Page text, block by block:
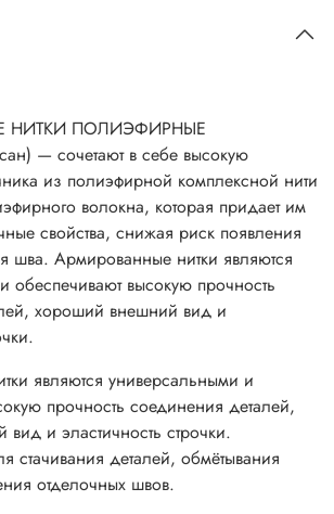
НИТКИ ПОЛИЭФИРНЫЕ
— сочетают в себе высокую
из полиэфирной комплексной нити
волокна, которая придает им
свойства, снижая риск появления
шва. Армированные нитки являются
обеспечивают высокую прочность
хороший внешний вид и
являются универсальными и
прочность соединения деталей,
и эластичность строчки.
стачивания деталей, обмётывания
отделочных швов.